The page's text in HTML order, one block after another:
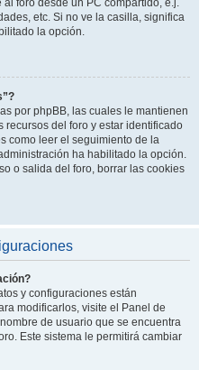
foro desde un PC compartido, e.j.
etc. Si no ve la casilla, significa
la opción.
por phpBB, las cuales le mantienen
del foro y estar identificado
como leer el seguimiento de la
ha habilitado la opción.
o salida del foro, borrar las cookies
y configuraciones están
modificarlos, visite el Panel de
de usuario que se encuentra
Este sistema le permitirá cambiar